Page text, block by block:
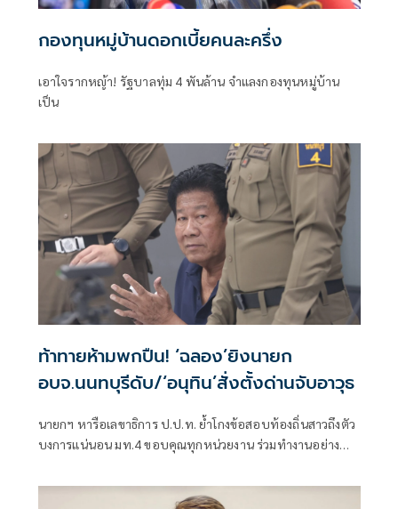
กองทุนหมู่บ้านดอกเบี้ยคนละครึ่ง
เอาใจรากหญ้า! รัฐบาลทุ่ม 4 พันล้าน จำแลงกองทุนหมู่บ้าน
เป็น
ท้าทายห้ามพกปืน! ‘ฉลอง’ยิงนายก
อบจ.นนทบุรีดับ/‘อนุทิน’สั่งตั้งด่านจับอาวุธ
นายกฯ หารือเลขาธิการ ป.ป.ท. ย้ำโกงข้อสอบท้องถิ่นสาวถึงตัว
บงการแน่นอน มท.4 ขอบคุณทุกหน่วยงาน ร่วมทำงานอย่าง